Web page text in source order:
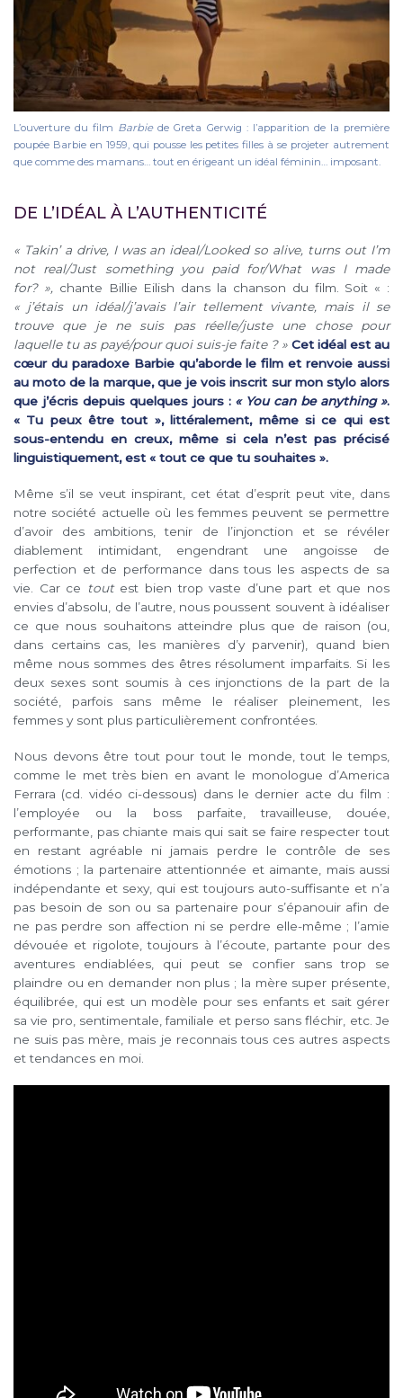
L’ouverture du film Barbiede Greta Gerwig : l’apparition de la première
poupée Barbie en 1959, qui pousse les petites filles à se projeter autrement
que comme des mamans… tout en érigeant un idéal féminin… imposant.
DE L’IDÉAL À L’AUTHENTICITÉ
« Takin’ a drive, I was an ideal/Looked so alive, turns out I’m
not real/Just something you paid for/What was I made
for? », chante Billie Eilish dans la chanson du film. Soit « :
« j’étais un idéal/j’avais l’air tellement vivante, mais il se
trouve que je ne suis pas réelle/juste une chose pour
laquelle tu as payé/pour quoi suis-je faite ? » Cet idéal est au
cœur du paradoxe Barbie qu’aborde le film et renvoie aussi
au moto de la marque, que je vois inscrit sur mon stylo alors
que j’écris depuis quelques jours : « You can be anything ».
« Tu peux être tout », littéralement, même si ce qui est
sous-entendu en creux, même si cela n’est pas précisé
linguistiquement, est « tout ce que tu souhaites ».
Même s’il se veut inspirant, cet état d’esprit peut vite, dans
notre société actuelle où les femmes peuvent se permettre
d’avoir des ambitions, tenir de l’injonction et se révéler
diablement intimidant, engendrant une angoisse de
perfection et de performance dans tous les aspects de sa
vie.
Car ce toutest bien trop vaste d’une part et que nos
envies d’absolu, de l’autre, nous poussent souvent à idéaliser
ce que nous souhaitons atteindre plus que de raison (ou,
dans certains cas, les manières d’y parvenir), quand bien
même nous sommes des êtres résolument imparfaits. Si les
deux sexes sont soumis à ces injonctions de la part de la
société, parfois sans même le réaliser pleinement, les
femmes y sont plus particulièrement confrontées.
Nous devons être tout pour tout le monde, tout le temps,
comme le met très bien en avant le monologue d’America
Ferrara (cd. vidéo ci-dessous) dans le dernier acte du film :
l’employée ou la boss parfaite, travailleuse, douée,
performante, pas chiante mais qui sait se faire respecter tout
en restant agréable ni jamais perdre le contrôle de ses
émotions ; la partenaire attentionnée et aimante, mais aussi
indépendante et sexy, qui est toujours auto-suffisante et n’a
pas besoin de son ou sa partenaire pour s’épanouir afin de
ne pas perdre son affection ni se perdre elle-même ; l’amie
dévouée et rigolote, toujours à l’écoute, partante pour des
aventures endiablées, qui peut se confier sans trop se
plaindre ou en demander non plus ; la mère super présente,
équilibrée, qui est un modèle pour ses enfants et sait gérer
sa vie pro, sentimentale, familiale et perso sans fléchir, etc. Je
ne suis pas mère, mais je reconnais tous ces autres aspects
et tendances en moi.